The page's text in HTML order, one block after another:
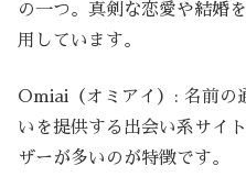
の一つ。真剣な恋愛や結婚
用しています。
Omiai（オミアイ）: 名前の
いを提供する出会い系サイ
ザーが多いのが特徴です。